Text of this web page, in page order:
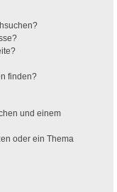
finden?
und einem
oder ein Thema